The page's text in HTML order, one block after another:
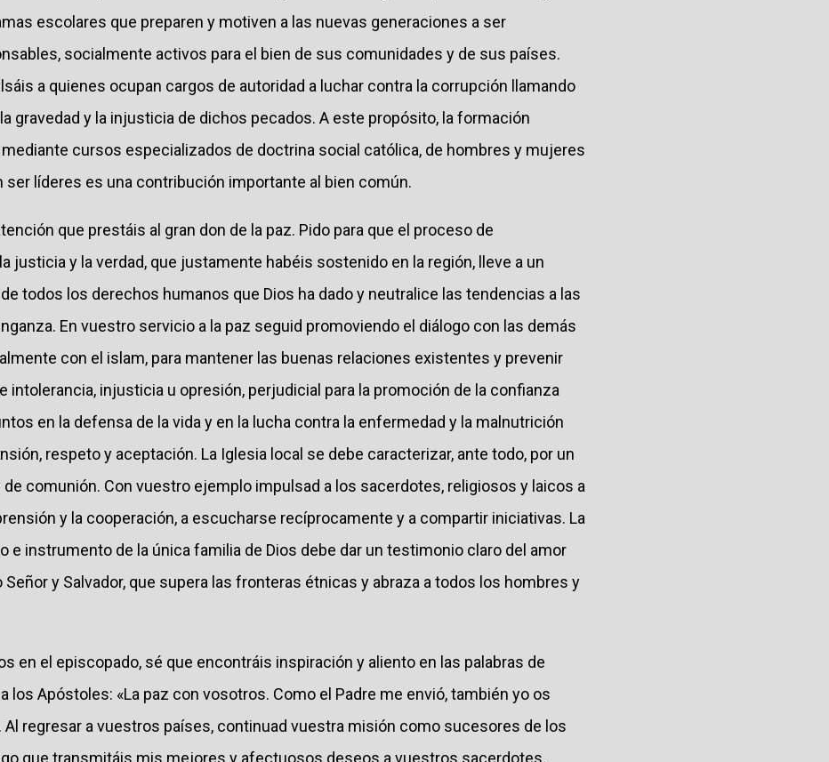
escolares que preparen y motiven a las nuevas generaciones a ser
socialmente activos para el bien de sus comunidades y de sus países.
a quienes ocupan cargos de autoridad a luchar contra la corrupción llamando
gravedad y la injusticia de dichos pecados. A este propósito, la formación
cursos especializados de doctrina social católica, de hombres y mujeres
ser líderes es una contribución importante al bien común.
que prestáis al gran don de la paz. Pido para que el proceso de
justicia y la verdad, que justamente habéis sostenido en la región, lleve a un
todos los derechos humanos que Dios ha dado y neutralice las tendencias a las
En vuestro servicio a la paz seguid promoviendo el diálogo con las demás
con el islam, para mantener las buenas relaciones existentes y prevenir
intolerancia, injusticia u opresión, perjudicial para la promoción de la confianza
en la defensa de la vida y en la lucha contra la enfermedad y la malnutrición
respeto y aceptación. La Iglesia local se debe caracterizar, ante todo, por un
de comunión. Con vuestro ejemplo impulsad a los sacerdotes, religiosos y laicos a
y la cooperación, a escucharse recíprocamente y a compartir iniciativas. La
e instrumento de la única familia de Dios debe dar un testimonio claro del amor
y Salvador, que supera las fronteras étnicas y abraza a todos los hombres y
en el episcopado, sé que encontráis inspiración y aliento en las palabras de
los Apóstoles: «La paz con vosotros. Como el Padre me envió, también yo os
Al regresar a vuestros países, continuad vuestra misión como sucesores de los
que transmitáis mis mejores y afectuosos deseos a vuestros sacerdotes,